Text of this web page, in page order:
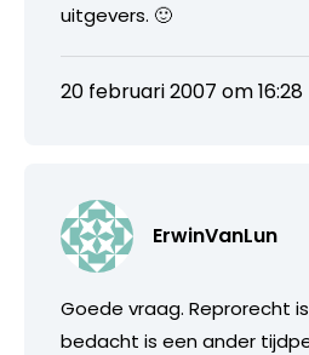
uitgevers. 🙂
20 februari 2007 om 16:28
ErwinVanLun
Goede vraag. Reprorecht
bedacht is een ander